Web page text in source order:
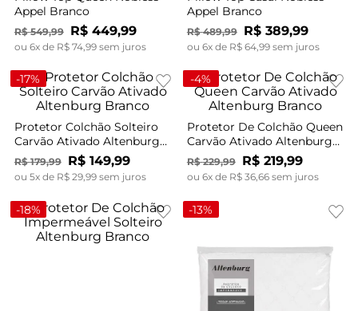
Appel Branco
R$ 549,99 R$ 449,99
ou 6x de R$ 74, 99sem juros
Appel Branco
R$ 489,99 R$ 389,99
ou 6x de R$ 64, 99sem juros
-17%
Protetor Colchão Solteiro
Carvão Ativado Altenburg
Branco
R$ 179,99 R$ 149,99
ou 5x de R$ 29,99sem juros
-4%
Protetor De Colchão Queen
Carvão Ativado Altenburg
Branco
R$ 229,99 R$ 219,99
ou 6x de R$ 36,66sem juros
-18% -13%